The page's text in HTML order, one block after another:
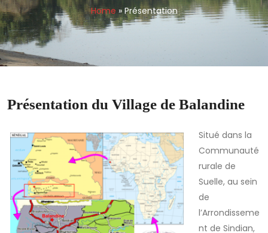
Home »Présentation
Présentation du Village de Balandine
Situé dans la
Communauté
rurale de
Suelle, au sein
de
l’Arrondisseme
nt de Sindian,